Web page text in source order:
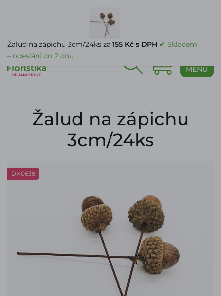
MENU
Žalud na zápichu
3cm/24ks
DK0638
Žalud na zápichu 3cm/24ks za 155 Kč s DPH ✔ Skladem
– odeslání do 2 dnů